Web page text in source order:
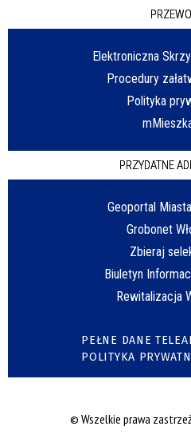
Elektroniczna
Procedury
Polityka
PRZYDATNE
Geoportal
Grobonet
Zbieraj
Biuletyn
Rewitalizacja
PEŁNE DANE
POLITYKA
© Wszelkie prawa